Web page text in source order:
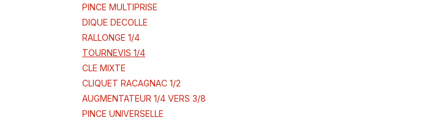
PINCE MULTIPRISE
DIQUE DECOLLE
RALLONGE 1/4
TOURNEVIS 1/4
CLE MIXTE
CLIQUET RACAGNAC 1/2
AUGMENTATEUR 1/4 VERS 3/8
PINCE UNIVERSELLE